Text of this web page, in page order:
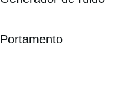
Portamento